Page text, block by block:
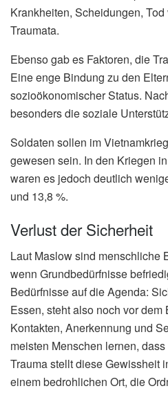
Krankheiten, Scheidungen,
Traumata.
Ebenso gab es Faktoren, die
Eine enge Bindung zu den
sozioökonomischer Status.
besonders die soziale
Soldaten sollen im
gewesen sein. In den Kriegen
waren es jedoch deutlich
und 13,8 %.
Verlust der Sicherheit
Laut Maslow sind menschliche
wenn Grundbedürfnisse
Bedürfnisse auf die Agenda:
Essen, steht also noch vor
Kontakten, Anerkennung und
meisten Menschen lernen,
Trauma stellt diese Gewissheit
einem bedrohlichen Ort, die